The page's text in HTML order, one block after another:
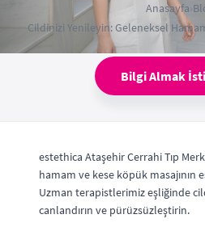
Anasayfa›
Cildinizi Yenileyin: Geleneksel
Bilgi Almak
estethica Ataşehir Cerrahi Tıp
hamam ve kese köpük masajının
Uzman terapistlerimiz eşliğinde
canlandırın ve pürüzsüzleştirin.